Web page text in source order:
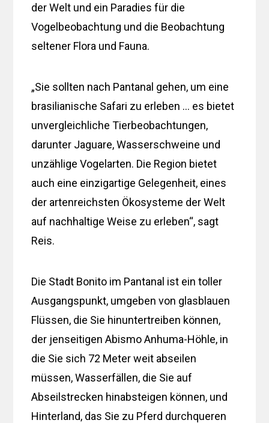
der Welt und ein Paradies für die
Vogelbeobachtung und die Beobachtung
seltener Flora und Fauna.
„Sie sollten nach Pantanal gehen, um eine
brasilianische Safari zu erleben … es bietet
unvergleichliche Tierbeobachtungen,
darunter Jaguare, Wasserschweine und
unzählige Vogelarten. Die Region bietet
auch eine einzigartige Gelegenheit, eines
der artenreichsten Ökosysteme der Welt
auf nachhaltige Weise zu erleben“, sagt
Reis.
Die Stadt Bonito im Pantanal ist ein toller
Ausgangspunkt, umgeben von glasblauen
Flüssen, die Sie hinuntertreiben können,
der jenseitigen Abismo Anhuma-Höhle, in
die Sie sich 72 Meter weit abseilen
müssen, Wasserfällen, die Sie auf
Abseilstrecken hinabsteigen können, und
Hinterland, das Sie zu Pferd durchqueren